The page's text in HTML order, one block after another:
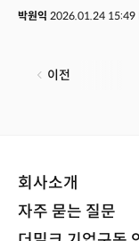
시점과 그 이후의 세계에
공통적으로 경고한 것은
그들은 “올해 초급 수준,
박원익 2026.01.24 15:49
이전
회사소개
자주 묻는 질문